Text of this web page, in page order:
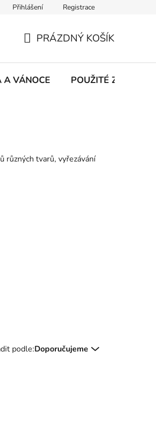
Kontakty Obchodní podmínky
Přihlášení Registrace
KOŠÍK
PRÁZDNÝ KOŠÍK
A VÁNOCE POUŽITÉ Z
různých tvarů, vyřezávání
podle:Doporučujeme